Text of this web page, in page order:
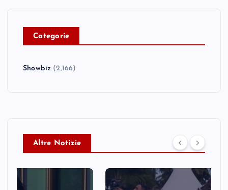
Categorie
Showbiz (2,166)
Altre Notizie